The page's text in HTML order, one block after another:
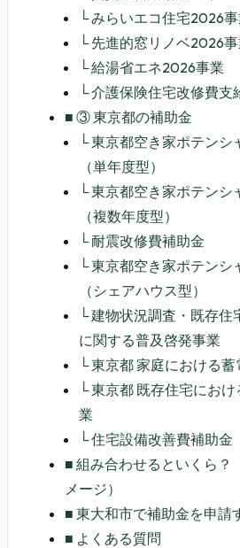
└みらいエコ住宅2026
└先進的窓リノベ2026
└給湯省エネ2026事業
└介護保険住宅改修費支
■ ③ 東京都の補助金
└東京都空き家ポテンシ
（単年度型）
└東京都空き家ポテンシ
（複数年度型）
└耐震改修費補助金
└東京都空き家ポテンシ
（シェアハウス型）
└建物状況調査・既存住
に関する普及啓発事業
└東京都 家庭における
└東京都 既存住宅にお
業
└住宅設備改善費補助金
■ 組み合わせるといくら？
メージ）
■ 東大和市で補助金を申請
■ よくある質問